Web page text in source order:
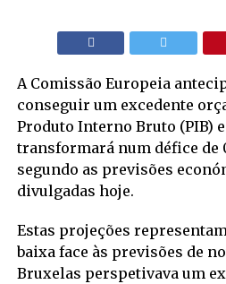
A Comissão Europeia
conseguir um excedente
Produto Interno Bruto (PIB)
transformará num défice de
segundo as previsões
divulgadas hoje.
Estas projeções
baixa face às previsões de
Bruxelas perspetivava um